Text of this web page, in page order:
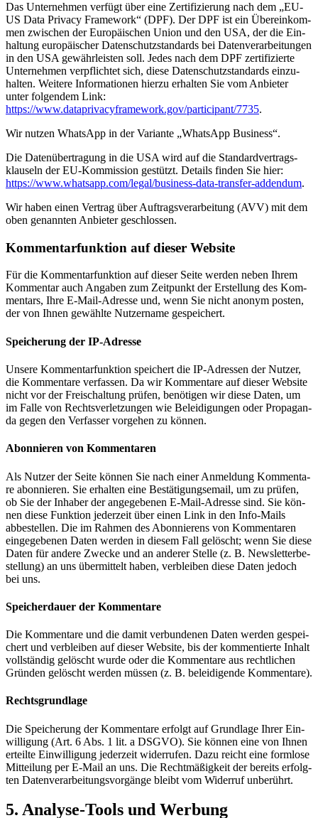
Das Unter­neh­men ver­fügt über eine Zer­ti­fi­zie­rung nach dem „EU-
US Data Pri­va­cy Frame­work“ (DPF). Der DPF ist ein Über­ein­kom­
men zwi­schen der Euro­päi­schen Uni­on und den USA, der die Ein­
hal­tung euro­päi­scher Daten­schutz­stan­dards bei Daten­ver­ar­bei­tun­gen
in den USA gewähr­leis­ten soll. Jedes nach dem DPF zer­ti­fi­zier­te
Unter­neh­men ver­pflich­tet sich, die­se Daten­schutz­stan­dards ein­zu­
hal­ten. Wei­te­re Infor­ma­tio­nen hier­zu erhal­ten Sie vom Anbie­ter
unter fol­gen­dem Link:
https://www.dataprivacyframework.gov/participant/7735.
Wir nut­zen Whats­App in der Vari­an­te „Whats­App Busi­ness“.
Die Daten­über­tra­gung in die USA wird auf die Stan­dard­ver­trags­
klau­seln der EU-Kom­mis­si­on gestützt. Details fin­den Sie hier:
https://www.whatsapp.com/legal/business-data-transfer-addendum.
Wir haben einen Ver­trag über Auf­trags­ver­ar­bei­tung (AVV) mit dem
oben genann­ten Anbie­ter geschlos­sen.
Kommentar­funktion auf die­ser Web­site
Für die Kom­men­tar­funk­ti­on auf die­ser Sei­te wer­den neben Ihrem
Kom­men­tar auch Anga­ben zum Zeit­punkt der Erstel­lung des Kom­
men­tars, Ihre E‑Mail-Adres­se und, wenn Sie nicht anonym pos­ten,
der von Ihnen gewähl­te Nut­zer­na­me gespei­chert.
Spei­che­rung der IP-Adres­se
Unse­re Kom­men­tar­funk­ti­on spei­chert die IP-Adres­sen der Nut­zer,
die Kom­men­ta­re ver­fas­sen. Da wir Kom­men­ta­re auf die­ser Web­site
nicht vor der Frei­schal­tung prü­fen, benö­ti­gen wir die­se Daten, um
im Fal­le von Rechts­ver­let­zun­gen wie Belei­di­gun­gen oder Pro­pa­gan­
da gegen den Ver­fas­ser vor­ge­hen zu kön­nen.
Abon­nie­ren von Kom­men­ta­ren
Als Nut­zer der Sei­te kön­nen Sie nach einer Anmel­dung Kom­men­ta­
re abon­nie­ren. Sie erhal­ten eine Bestä­ti­gungs­email, um zu prü­fen,
ob Sie der Inha­ber der ange­ge­be­nen E‑Mail-Adres­se sind. Sie kön­
nen die­se Funk­ti­on jeder­zeit über einen Link in den Info-Mails
abbe­stel­len. Die im Rah­men des Abon­nie­rens von Kom­men­ta­ren
ein­ge­ge­be­nen Daten wer­den in die­sem Fall gelöscht; wenn Sie die­se
Daten für ande­re Zwe­cke und an ande­rer Stel­le (z. B. News­let­ter­be­
stel­lung) an uns über­mit­telt haben, ver­blei­ben die­se Daten jedoch
bei uns.
Spei­cher­dau­er der Kom­men­ta­re
Die Kom­men­ta­re und die damit ver­bun­de­nen Daten wer­den gespei­
chert und ver­blei­ben auf die­ser Web­site, bis der kom­men­tier­te Inhalt
voll­stän­dig gelöscht wur­de oder die Kom­men­ta­re aus recht­li­chen
Grün­den gelöscht wer­den müs­sen (z. B. belei­di­gen­de Kom­men­ta­re).
Rechts­grund­la­ge
Die Spei­che­rung der Kom­men­ta­re erfolgt auf Grund­la­ge Ihrer Ein­
wil­li­gung (Art. 6 Abs. 1 lit. a DSGVO). Sie kön­nen eine von Ihnen
erteil­te Ein­wil­li­gung jeder­zeit wider­ru­fen. Dazu reicht eine form­lo­se
Mit­tei­lung per E‑Mail an uns. Die Recht­mä­ßig­keit der bereits erfolg­
ten Daten­ver­ar­bei­tungs­vor­gän­ge bleibt vom Wider­ruf unbe­rührt.
5. Ana­ly­se-Tools und Wer­bung